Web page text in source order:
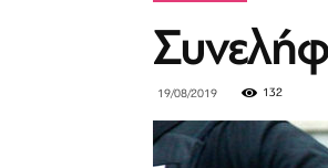
19/08/2019 132